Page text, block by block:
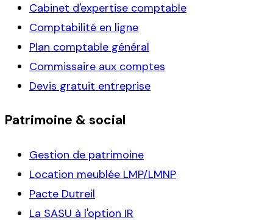
Cabinet d'expertise comptable
Comptabilité en ligne
Plan comptable général
Commissaire aux comptes
Devis gratuit entreprise
Patrimoine & social
Gestion de patrimoine
Location meublée LMP/LMNP
Pacte Dutreil
La SASU à l'option IR